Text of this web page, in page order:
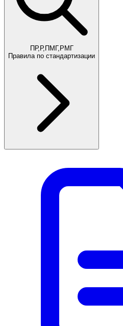
ПР,Р,ПМГ,РМГ
Правила по стандартизации